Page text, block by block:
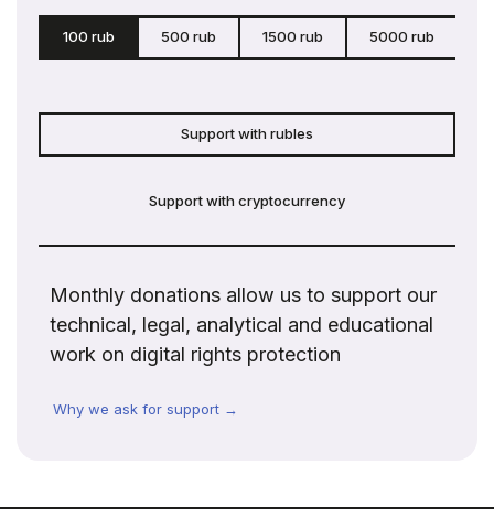
100 rub 500 rub 1500 rub 5000 rub
Support with rubles
Support with cryptocurrency
Monthly donations allow us to support our
technical, legal, analytical and educational
work on digital rights protection
Why we ask for support →